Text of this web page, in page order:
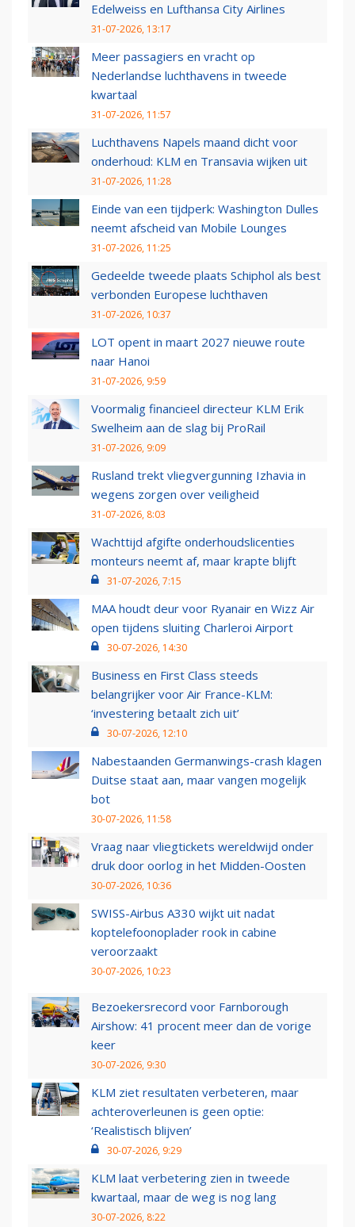
Edelweiss en Lufthansa City Airlines
31-07-2026, 13:17
Meer passagiers en vracht op
Nederlandse luchthavens in tweede
kwartaal
31-07-2026, 11:57
Luchthavens Napels maand dicht voor
onderhoud: KLM en Transavia wijken uit
31-07-2026, 11:28
Einde van een tijdperk: Washington Dulles
neemt afscheid van Mobile Lounges
31-07-2026, 11:25
Gedeelde tweede plaats Schiphol als best
verbonden Europese luchthaven
31-07-2026, 10:37
LOT opent in maart 2027 nieuwe route
naar Hanoi
31-07-2026, 9:59
Voormalig financieel directeur KLM Erik
Swelheim aan de slag bij ProRail
31-07-2026, 9:09
Rusland trekt vliegvergunning Izhavia in
wegens zorgen over veiligheid
31-07-2026, 8:03
Wachttijd afgifte onderhoudslicenties
monteurs neemt af, maar krapte blijft
31-07-2026, 7:15
MAA houdt deur voor Ryanair en Wizz Air
open tijdens sluiting Charleroi Airport
30-07-2026, 14:30
Business en First Class steeds
belangrijker voor Air France-KLM:
‘investering betaalt zich uit’
30-07-2026, 12:10
Nabestaanden Germanwings-crash klagen
Duitse staat aan, maar vangen mogelijk
bot
30-07-2026, 11:58
Vraag naar vliegtickets wereldwijd onder
druk door oorlog in het Midden-Oosten
30-07-2026, 10:36
SWISS-Airbus A330 wijkt uit nadat
koptelefoonoplader rook in cabine
veroorzaakt
30-07-2026, 10:23
Bezoekersrecord voor Farnborough
Airshow: 41 procent meer dan de vorige
keer
30-07-2026, 9:30
KLM ziet resultaten verbeteren, maar
achteroverleunen is geen optie:
‘Realistisch blijven’
30-07-2026, 9:29
KLM laat verbetering zien in tweede
kwartaal, maar de weg is nog lang
30-07-2026, 8:22